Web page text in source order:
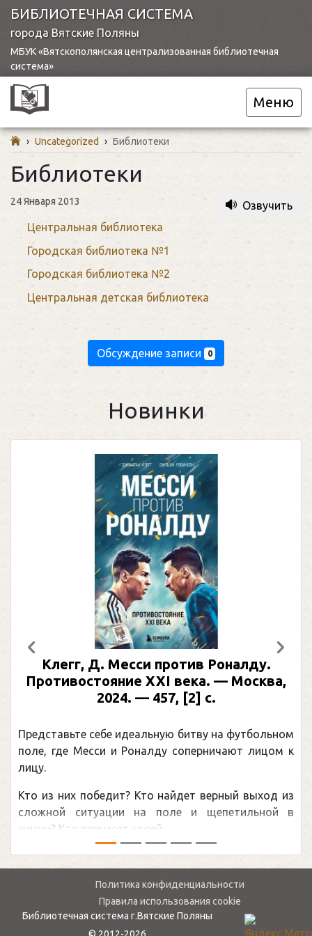
БИБЛИОТЕЧНАЯ СИСТЕМА
города Вятские Поляны
МБУК «Вятскополянская централизованная библиотечная
система»
Меню
› Uncategorized › Библиотеки
Библиотеки
24 Января 2013
Озвучить
Центральная библиотека
Городская библиотека №1
Городская библиотека №2
Центральная детская библиотека
Обсуждение записи 0
Новинки
Клегг, Д. Месси против Роналду.
Противостояние XXI века. — Москва,
2024. — 457, [2] с.
Представьте себе идеальную битву на футбольном
поле, где Месси и Роналду соперничают лицом к
лицу.
Кто из них победит? Кто найдет верный выход из
сложной ситуации на поле и щепетильной в
жизни? Кто принесет своей ...
Предыдущий
Политика конфиденциальности
Правила использования cookie
Библиотечная система г.Вятские Поляны
© 2012-2026